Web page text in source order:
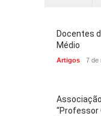
Docentes
Médio
Artigos 7 de
“Professor